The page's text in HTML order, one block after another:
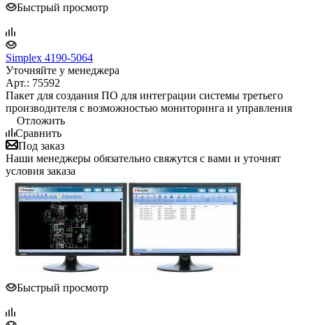
Быстрый просмотр
Simplex 4190-5064
Уточняйте у менеджера
Арт.: 75592
Пакет для создания ПО для интеграции системы третьего
производителя с возможностью мониторинга и управления
Отложить
Сравнить
Под заказ
Наши менеджеры обязательно свяжутся с вами и уточнят
условия заказа
Быстрый просмотр